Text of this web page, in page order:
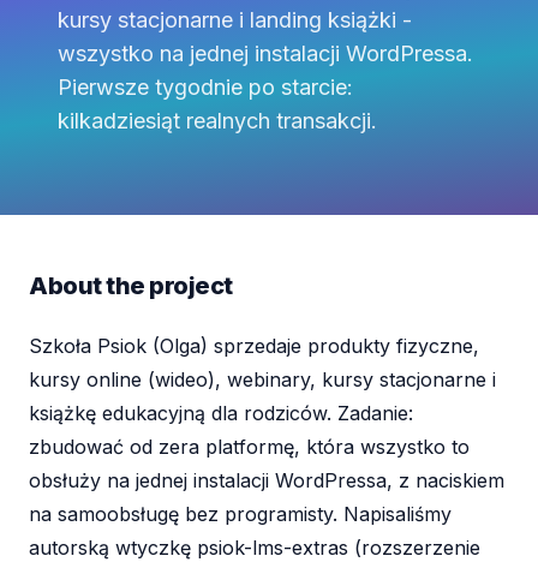
kursy stacjonarne i landing książki -
wszystko na jednej instalacji WordPressa.
Pierwsze tygodnie po starcie:
kilkadziesiąt realnych transakcji.
About the project
Szkoła Psiok (Olga) sprzedaje produkty fizyczne,
kursy online (wideo), webinary, kursy stacjonarne i
książkę edukacyjną dla rodziców. Zadanie:
zbudować od zera platformę, która wszystko to
obsłuży na jednej instalacji WordPressa, z naciskiem
na samoobsługę bez programisty. Napisaliśmy
autorską wtyczkę psiok-lms-extras (rozszerzenie